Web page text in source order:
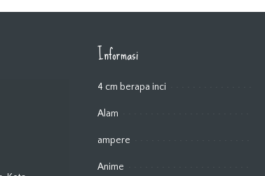
Informasi
4 cm berapa inci
Alam
ampere
Anime